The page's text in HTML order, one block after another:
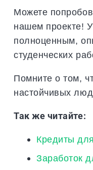
Можете
нашем проекте!
полноценным,
студенческих
Помните о том,
настойчивых
Так же читайте:
Кредиты
Заработок